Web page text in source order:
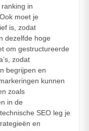
in
moet je
is, zodat
dezelfde hoge
om gestructureerde
zodat
begrijpen en
kunnen
zoals
in de
SEO leg je
en